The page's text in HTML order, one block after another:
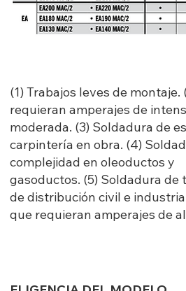
(1) Trabajos leves de montaje.
requieran amperajes de
moderada. (3) Soldadura de
carpintería en obra. (4)
complejidad en oleoductos y
gasoductos. (5) Soldadura de
de distribución civil e
que requieran amperajes de